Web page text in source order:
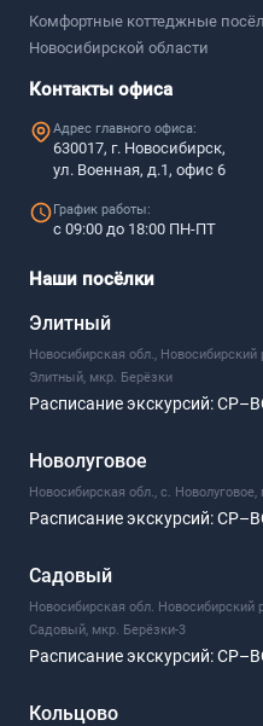
Комфортные коттеджные
Новосибирской области
Контакты офиса
Адрес главного офиса:
630017, г. Новосибирск,
ул. Военная, д.1, офис 6
График работы:
с 09:00 до 18:00 ПН-ПТ
Наши посёлки
Элитный
Новосибирская обл., Новосибирский
Элитный, мкр. Берёзки
Расписание экскурсий:
Новолуговое
Новосибирская обл., с.
Расписание экскурсий:
Садовый
Новосибирская обл. Новосибирский
Садовый, мкр. Берёзки-3
Расписание экскурсий:
Кольцово